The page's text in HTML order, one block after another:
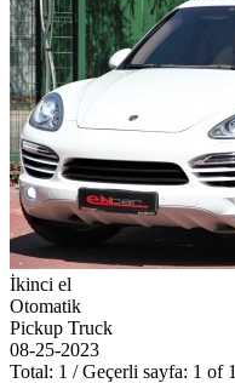
İkinci el
Otomatik
Pickup Truck
08-25-2023
Total: 1 / Geçerli sayfa: 1 of 1